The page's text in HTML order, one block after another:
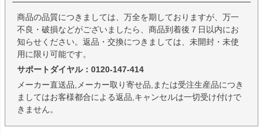
商品の品質につきましては、万全を期しておりますが、万一
不良・破損などがございましたら、商品到着後７日以内にお
知らせください。返品・交換につきましては、未開封・未使
用に限り可能です。
サポートダイヤル：0120-147-414
メーカー直送品,メーカー取り寄せ品,または受注生産品につき
ましてはお客様都合による返品,キャンセルは一切受け付けで
きません。